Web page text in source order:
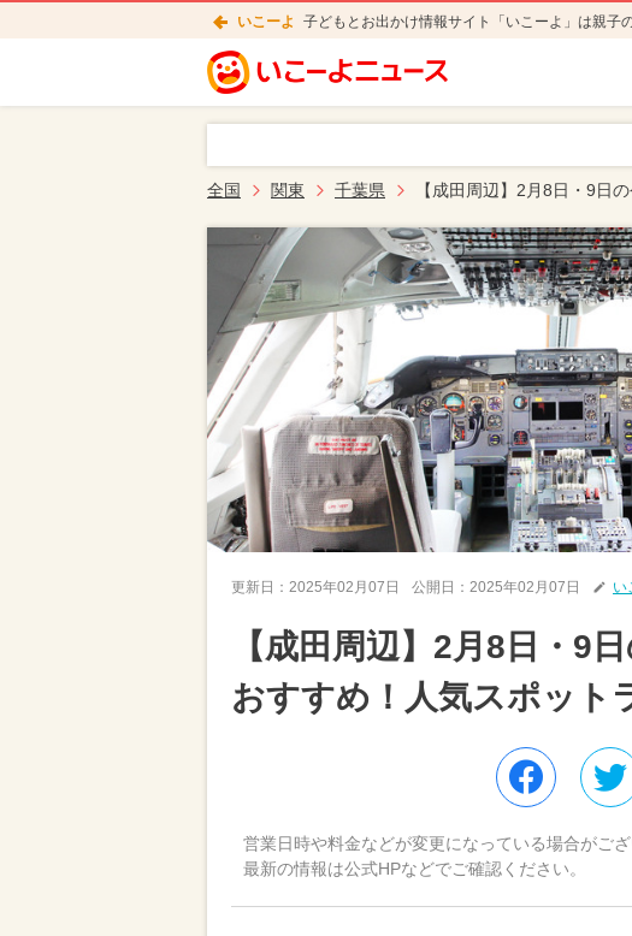
いこーよ 子どもとお出かけ情報サイト「いこーよ」は親子
全国 関東 千葉県 【成田周辺】2月8日・9日
更新日： 2025年02月07日 公開日： 2025年02月07日 い
【成田周辺】2月8日・9
おすすめ！人気スポット
営業日時や料金などが変更になっている場合がござ
最新の情報は公式HPなどでご確認ください。